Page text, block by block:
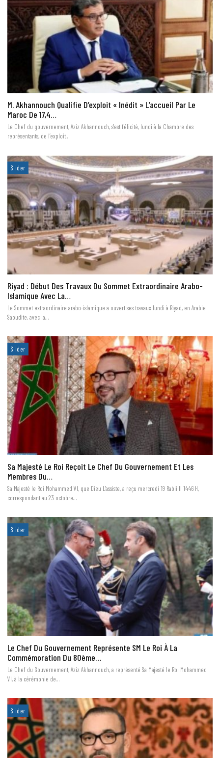
M. Akhannouch Qualifie D’exploit « Inédit » L’accueil Par Le
Maroc De 17,4…
Le Chef du gouvernement, Aziz Akhannouch, s'est félicité, lundi à la Chambre des
représentants, de l’exploit…
Slider
Riyad : Début Des Travaux Du Sommet Extraordinaire Arabo-
Islamique Avec La…
Le Sommet extraordinaire arabo-islamique a ouvert ses travaux lundi à Riyad, en Arabie
Saoudite, avec la…
Slider
Sa Majesté Le Roi Reçoit Le Chef Du Gouvernement Et Les
Membres Du…
Sa Majesté le Roi Mohammed VI, que Dieu L'assiste, a reçu mercredi 19 Rabii II 1446 H,
correspondant au 23 octobre…
Slider
Le Chef Du Gouvernement Représente SM Le Roi À La
Commémoration Du 80ème…
Le Chef du Gouvernement, Aziz Akhannouch, a représenté Sa Majesté le Roi Mohammed
VI, à la cérémonie de…
Slider